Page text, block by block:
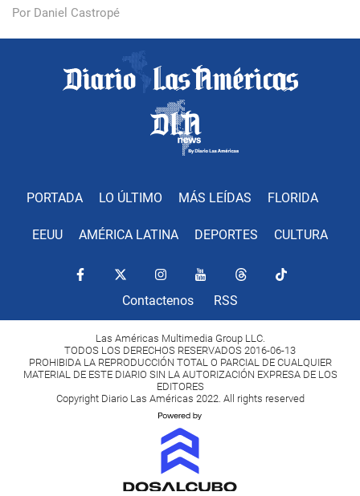
Por Daniel Castropé
PORTADA LO ÚLTIMO MÁS LEÍDAS FLORIDA
EEUU AMÉRICA LATINA DEPORTES CULTURA
Contactenos RSS
Las Américas Multimedia Group LLC.
TODOS LOS DERECHOS RESERVADOS 2016-06-13
PROHIBIDA LA REPRODUCCIÓN TOTAL O PARCIAL DE CUALQUIER
MATERIAL DE ESTE DIARIO SIN LA AUTORIZACIÓN EXPRESA DE LOS
EDITORES
Copyright Diario Las Américas 2022. All rights reserved